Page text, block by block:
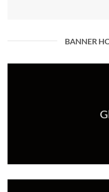
BANNER